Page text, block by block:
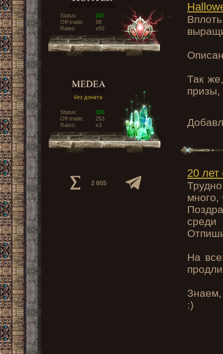
Status:
107
Off-trade:
98
Rates:
x55
Status:
330
Off-trade:
253
Rates:
x3
2 005
Так
призы,
20
много,
среди
На
:)